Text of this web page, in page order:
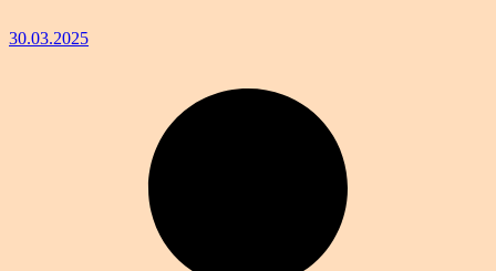
30.03.2025